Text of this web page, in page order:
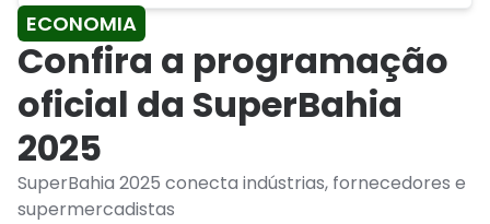
ECONOMIA
Confira a programação
oficial da SuperBahia
2025
SuperBahia 2025 conecta indústrias, fornecedores e
supermercadistas